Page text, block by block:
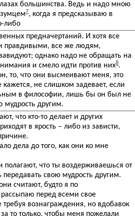
большинства. Ведь и надо мною
7, когда я предсказываю в
либо
предначертаний. И хотя все
правдивыми, все же людям,
однако надо не обращать на
и смело идти против них8.
то, что они высмеивают меня, это
кажется, не слишком задевает, если
в философии, лишь бы он был не
мудрость другим.
что кто-то делает и других
в ярость – либо из зависти,
дела до того, как они ко мне
полагают, что ты воздерживаешься от
свою мудрость другим.
считают, будто я по
перед всеми свое
требуя вознаграждения, но вдобавок
то только, чтобы меня пожелали